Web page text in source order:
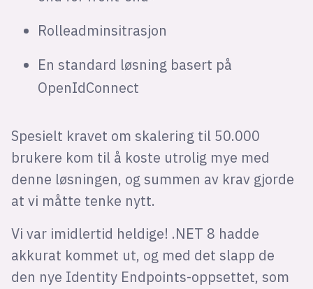
Rolleadminsitrasjon
En standard løsning basert på
OpenIdConnect
Spesielt kravet om skalering til 50.000
brukere kom til å koste utrolig mye med
denne løsningen, og summen av krav gjorde
at vi måtte tenke nytt.
Vi var imidlertid heldige! .NET 8 hadde
akkurat kommet ut, og med det slapp de
den nye Identity Endpoints-oppsettet, som